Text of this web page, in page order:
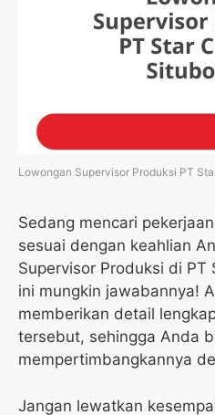
Lowongan Supervisor Produksi PT
Sedang mencari
sesuai dengan keahlian
Supervisor Produksi di
ini mungkin jawabannya!
memberikan detail
tersebut, sehingga Anda
mempertimbangkannya
Jangan lewatkan